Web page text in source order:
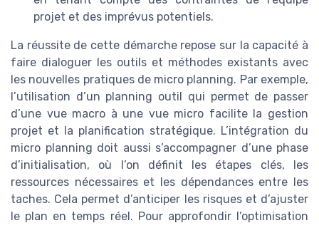
projet et des imprévus potentiels.
La réussite de cette démarche repose sur la capacité à
faire dialoguer les outils et méthodes existants avec
les nouvelles pratiques de micro planning. Par exemple,
l’utilisation d’un planning outil qui permet de passer
d’une vue macro à une vue micro facilite la gestion
projet et la planification stratégique. L’intégration du
micro planning doit aussi s’accompagner d’une phase
d’initialisation, où l’on définit les étapes clés, les
ressources nécessaires et les dépendances entre les
taches. Cela permet d’anticiper les risques et d’ajuster
le plan en temps réel. Pour approfondir l’optimisation